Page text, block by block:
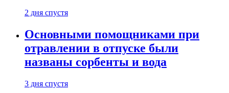
2 дня спустя
Основными помощниками при
отравлении в отпуске были
названы сорбенты и вода
3 дня спустя